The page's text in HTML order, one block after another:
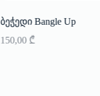
ბეჭედი Bangle Up
150,00 ₾